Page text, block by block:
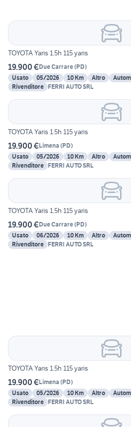
TOYOTA Yaris 1.5h 115 yaris
19.900 €Due Carrare(PD)
Usato
05/2026 10 Km Altro
Rivenditore FERRI AUTO SRL
TOYOTA Yaris 1.5h 115 yaris
19.900 €Limena (PD)
Usato
05/2026 10 Km Altro
Rivenditore FERRI AUTO SRL
TOYOTA Yaris 1.5h 115 yaris
19.900 €Due Carrare(PD)
Usato
06/2026 10 Km Altro
Rivenditore FERRI AUTO SRL
TOYOTA Yaris 1.5h 115 yaris
19.900 €Limena (PD)
Usato
05/2026 10 Km Altro
Rivenditore FERRI AUTO SRL